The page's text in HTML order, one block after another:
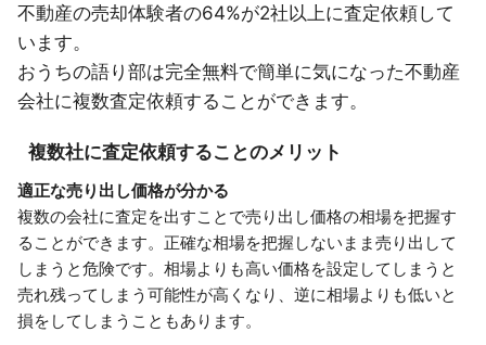
不動産の売却体験者の64%が2社以上に査定依頼して
います。
おうちの語り部は完全無料で簡単に気になった不動産
会社に複数査定依頼することができます。
複数社に査定依頼することのメリット
適正な売り出し価格が分かる
複数の会社に査定を出すことで売り出し価格の相場を把握す
ることができます。正確な相場を把握しないまま売り出して
しまうと危険です。相場よりも高い価格を設定してしまうと
売れ残ってしまう可能性が高くなり、逆に相場よりも低いと
損をしてしまうこともあります。